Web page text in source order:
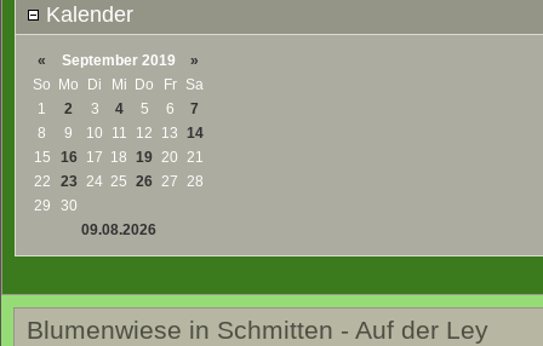
Kalender
« September 2019
»
So Mo Di Mi Do Fr
Sa
1
2 3 4 5 6
7
8
9 10 11 12 13 14
15
16 17 18 19 20 21
22
23 24 25 26 27 28
29
30
09.08.2026
Blumenwiese in Schmitten - Auf der Ley